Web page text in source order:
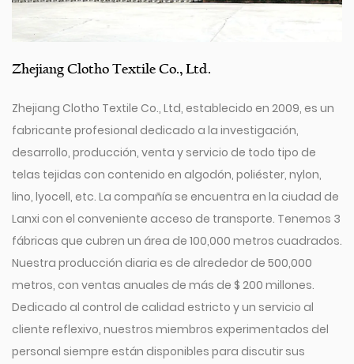
Zhejiang Clotho Textile Co., Ltd.
Zhejiang Clotho Textile Co., Ltd, establecido en 2009, es un
fabricante profesional dedicado a la investigación,
desarrollo, producción, venta y servicio de todo tipo de
telas tejidas con contenido en algodón, poliéster, nylon,
lino, lyocell, etc. La compañía se encuentra en la ciudad de
Lanxi con el conveniente acceso de transporte. Tenemos 3
fábricas que cubren un área de 100,000 metros cuadrados.
Nuestra producción diaria es de alrededor de 500,000
metros, con ventas anuales de más de $ 200 millones.
Dedicado al control de calidad estricto y un servicio al
cliente reflexivo, nuestros miembros experimentados del
personal siempre están disponibles para discutir sus